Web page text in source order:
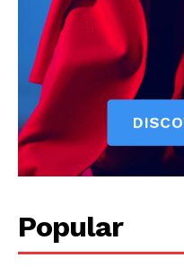
Popular